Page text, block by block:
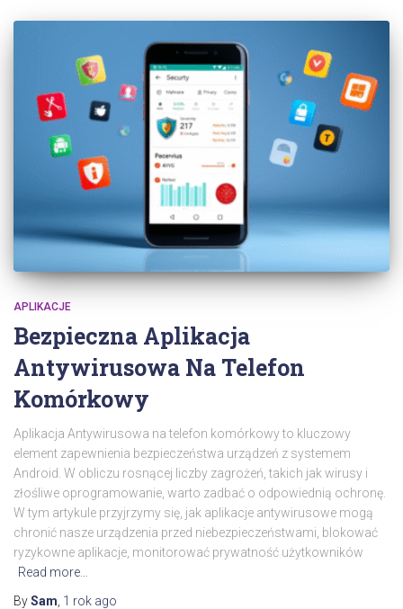
APLIKACJE
Bezpieczna Aplikacja
Antywirusowa Na Telefon
Komórkowy
Aplikacja Antywirusowa na telefon komórkowy to kluczowy
element zapewnienia bezpieczeństwa urządzeń z systemem
Android. W obliczu rosnącej liczby zagrożeń, takich jak wirusy i
złośliwe oprogramowanie, warto zadbać o odpowiednią ochronę.
W tym artykule przyjrzymy się, jak aplikacje antywirusowe mogą
chronić nasze urządzenia przed niebezpieczeństwami, blokować
ryzykowne aplikacje, monitorować prywatność użytkowników
Read more…
BySam 1 rok ago